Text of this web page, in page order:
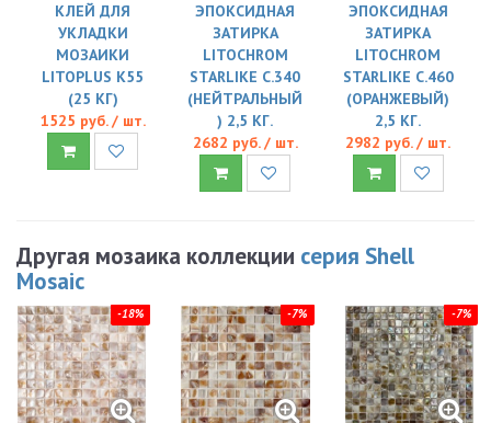
КЛЕЙ ДЛЯ
УКЛАДКИ
МОЗАИКИ
LITOPLUS K55
(25 КГ)
1525 руб. / шт.
ЭПОКСИДНАЯ
ЗАТИРКА
LITOCHROM
STARLIKE C.340
(НЕЙТРАЛЬНЫЙ
) 2,5 КГ.
2682 руб. / шт.
ЭПОКСИДНАЯ
ЗАТИРКА
LITOCHROM
STARLIKE C.460
(ОРАНЖЕВЫЙ)
2,5 КГ.
2982 руб. / шт.
Другая мозаика коллекции серия Shell
Mosaic
-18% -7% -7%